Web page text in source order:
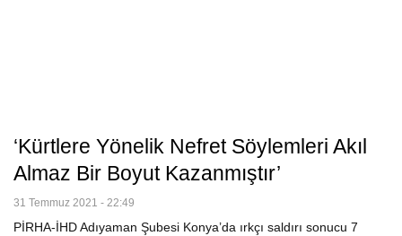
‘Kürtlere Yönelik Nefret Söylemleri Akıl
Almaz Bir Boyut Kazanmıştır’
31 Temmuz 2021 - 22:49
PİRHA-İHD Adıyaman Şubesi Konya’da ırkçı saldırı sonucu 7